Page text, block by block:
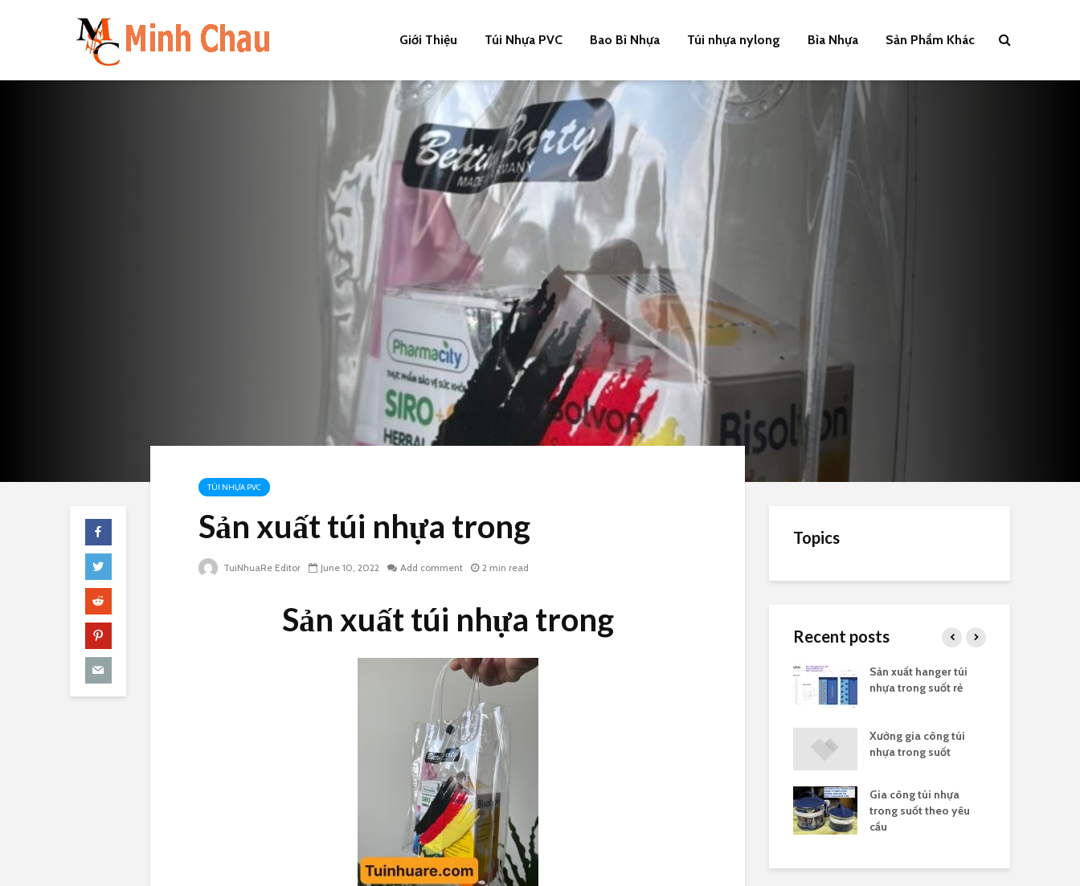
Giới Thiệu Túi Nhựa PVC Bao Bì Nhựa Túi nhựa nylong Bìa Nhựa Sản Phẩm Khác
TÚI NHỰA PVC
Sản xuất túi nhựa trong
TuiNhuaRe Editor June 10, 2022 Add comment 2 min read
Sản xuất túi nhựa trong
Topics
Recent posts
Xưởng ép túi nhựa
trong suốt HCM
In ấn túi nhựa trong
suốt theo yêu cầu
Túi nhựa đựng mỹ
phẩm in ấn theo yêu
cầu
Sản xuất hanger túi
nhựa trong suốt rẻ
Xưởng gia công túi
nhựa trong suốt
Gia công túi nhựa
trong suốt theo yêu
cầu